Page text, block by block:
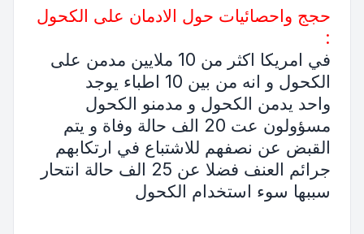
حجج واحصائيات حول الادمان على الكحول
:
في امريكا اكثر من 10 ملايين مدمن على
الكحول و انه من بين 10 اطباء يوجد
واحد يدمن الكحول و مدمنو الكحول
مسؤولون عت 20 الف حالة وفاة و يتم
القبض عن نصفهم للاشتباع في ارتكابهم
جرائم العنف فضلا عن 25 الف حالة انتحار
سببها سوء استخدام الكحول